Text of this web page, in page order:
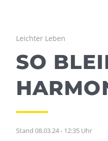
Leichter Leben
SO
Stand 08.03.24 - 12:35 Uhr